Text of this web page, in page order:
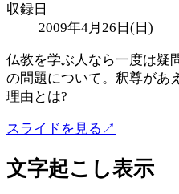
収録日
2009年4月26日(日)
仏教を学ぶ人なら一度は疑
の問題について。釈尊があ
理由とは?
スライドを見る ↗
文字起こし表示